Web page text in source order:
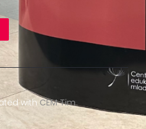
with CEM Tim